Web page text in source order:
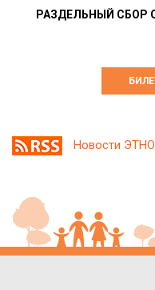
РАЗДЕЛЬНЫЙ СБОР
Новости